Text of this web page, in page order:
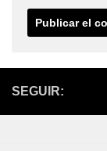
SEGUIR: